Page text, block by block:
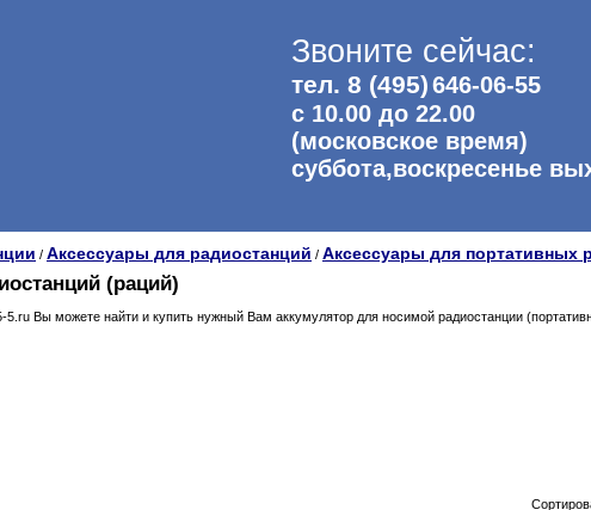
Звоните сейчас:
тел. 8 (495)646-06-55
с 10.00 до 22.00
(московское время)
суббота,воскресенье
/ Аксессуары для радиостанций / Аксессуары для портативных
(раций)
5.ru Вы можете найти и купить нужный Вам аккумулятор для носимой радиостанции